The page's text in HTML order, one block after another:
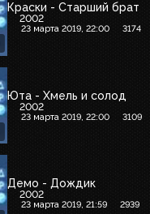
Краски - Старший брат
2002
23 марта 2019, 22:00 3174
Юта - Хмель и солод
2002
23 марта 2019, 22:00 3109
Демо - Дождик
2002
23 марта 2019, 21:59 2939